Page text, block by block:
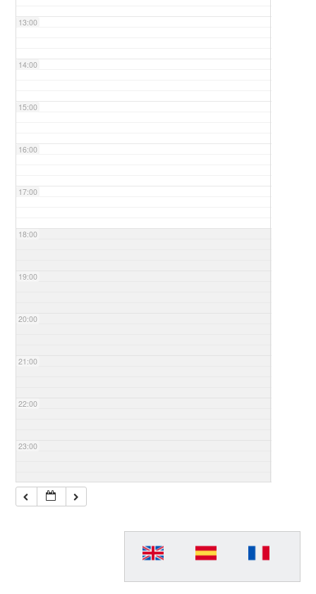
13:00
14:00
15:00
16:00
17:00
18:00
19:00
20:00
21:00
22:00
23:00